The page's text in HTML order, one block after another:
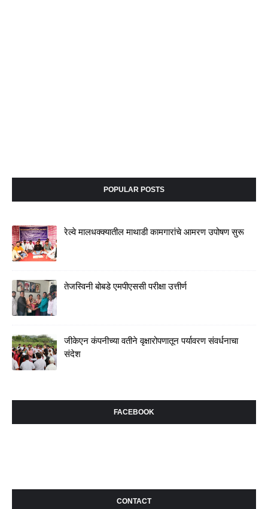
POPULAR POSTS
रेल्वे मालधक्क्यातील माथाडी कामगारांचे आमरण उपोषण सुरू
तेजस्विनी बोबडे एमपीएससी परीक्षा उत्तीर्ण
जीकेएन कंपनीच्या वतीने वृक्षारोपणातून पर्यावरण संवर्धनाचा
संदेश
FACEBOOK
CONTACT